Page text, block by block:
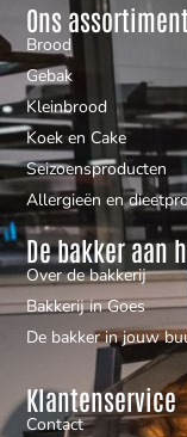
Ons assortiment
Brood
Gebak
Kleinbrood
Koek en Cake
Seizoensproducten
Allergieën en
De bakker aan
Over de bakkerij
Bakkerij in Goes
De bakker in jouw
Klantenservice
Contact